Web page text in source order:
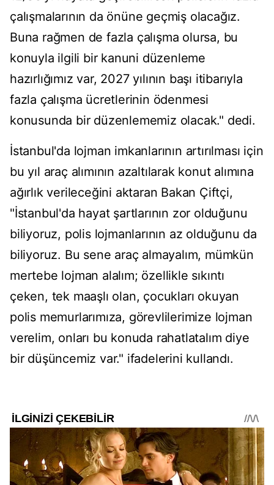
çalışmalarının da önüne geçmiş olacağız.
Buna rağmen de fazla çalışma olursa, bu
konuyla ilgili bir kanuni düzenleme
hazırlığımız var, 2027 yılının başı itibarıyla
fazla çalışma ücretlerinin ödenmesi
konusunda bir düzenlememiz olacak." dedi.
İstanbul'da lojman imkanlarının artırılması için
bu yıl araç alımının azaltılarak konut alımına
ağırlık verileceğini aktaran Bakan Çiftçi,
"İstanbul'da hayat şartlarının zor olduğunu
biliyoruz, polis lojmanlarının az olduğunu da
biliyoruz. Bu sene araç almayalım, mümkün
mertebe lojman alalım; özellikle sıkıntı
çeken, tek maaşlı olan, çocukları okuyan
polis memurlarımıza, görevlilerimize lojman
verelim, onları bu konuda rahatlatalım diye
bir düşüncemiz var." ifadelerini kullandı.